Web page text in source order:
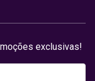
exclusivas!